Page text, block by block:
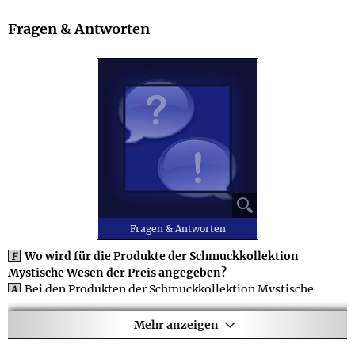
Fragen & Antworten
⚲
Fragen & Antworten
F
Wo wird für die Produkte der Schmuckkollektion
Mystische Wesen der Preis angegeben?
A Bei den Produkten der Schmuckkollektion Mystische
Wesen wird auf den einzelnen Seiten der jeweilige Basispreis
angezeigt, wobei oft Extras gegen Aufpreis bestellt werden
können. So besteht bei vielen Schmuckstücken die
Mehr anzeigen